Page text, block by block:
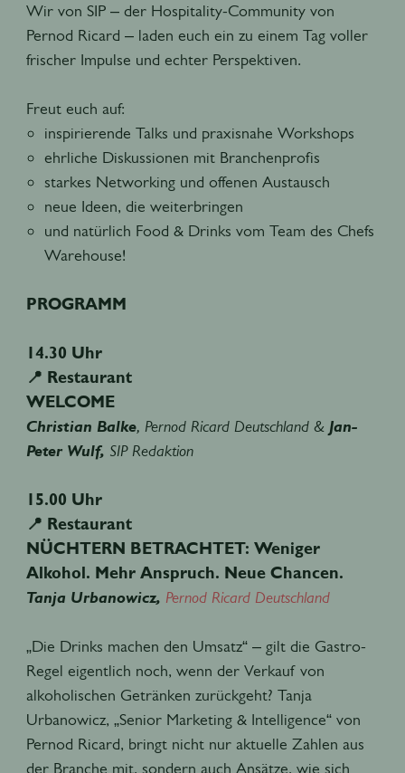
Wir von SIP – der Hospitality-Community von
Pernod Ricard – laden euch ein zu einem Tag voller
frischer Impulse und echter Perspektiven.
Freut euch auf:
inspirierende Talks und praxisnahe Workshops
ehrliche Diskussionen mit Branchenprofis
starkes Networking und offenen Austausch
neue Ideen, die weiterbringen
und natürlich Food & Drinks vom Team des Chefs
Warehouse!
PROGRAMM
14.30 Uhr
📍 Restaurant
WELCOME
Christian Balke, Pernod Ricard Deutschland & Jan-
Peter Wulf, SIP Redaktion
15.00 Uhr
📍 Restaurant
NÜCHTERN BETRACHTET: Weniger
Alkohol. Mehr Anspruch. Neue Chancen.
Tanja Urbanowicz, Pernod Ricard Deutschland
„Die Drinks machen den Umsatz“ – gilt die Gastro-
Regel eigentlich noch, wenn der Verkauf von
alkoholischen Getränken zurückgeht? Tanja
Urbanowicz, „Senior Marketing & Intelligence“ von
Pernod Ricard, bringt nicht nur aktuelle Zahlen aus
der Branche mit, sondern auch Ansätze, wie sich